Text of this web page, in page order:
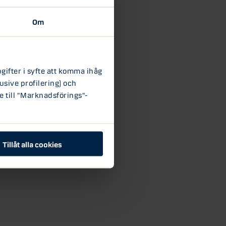
Om
i syfte att komma ihåg
profilering) och
till "Marknadsförings"-
Tillåt alla cookies